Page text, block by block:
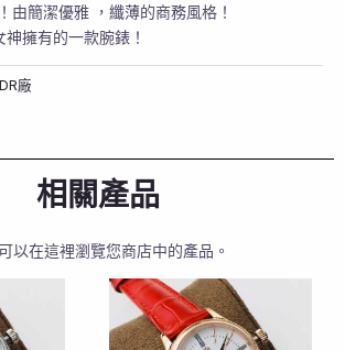
由簡潔優雅 ，纖薄的商務風格！
擁有的一款腕錶！
DR廠
相關產品
以在這裡瀏覽您商店中的產品。